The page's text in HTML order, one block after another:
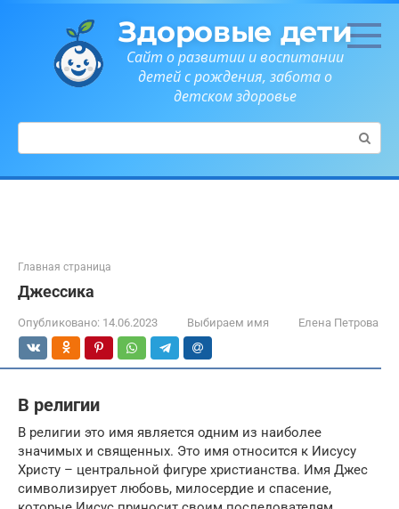
Здоровые дети
Сайт о развитии и воспитании
детей с рождения, забота о
детском здоровье
Поиск:
Главная страница
Джессика
Опубликовано: 14.06.2023 Выбираем имя Елена Петрова
В религии
В религии это имя является одним из наиболее
значимых и священных. Это имя относится к Иисусу
Христу – центральной фигуре христианства. Имя Джес
символизирует любовь, милосердие и спасение,